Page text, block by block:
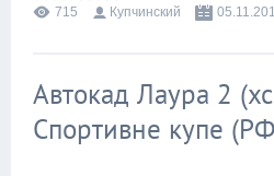
715 Купчинский
Автокад Лаура 2
Спортивне купе